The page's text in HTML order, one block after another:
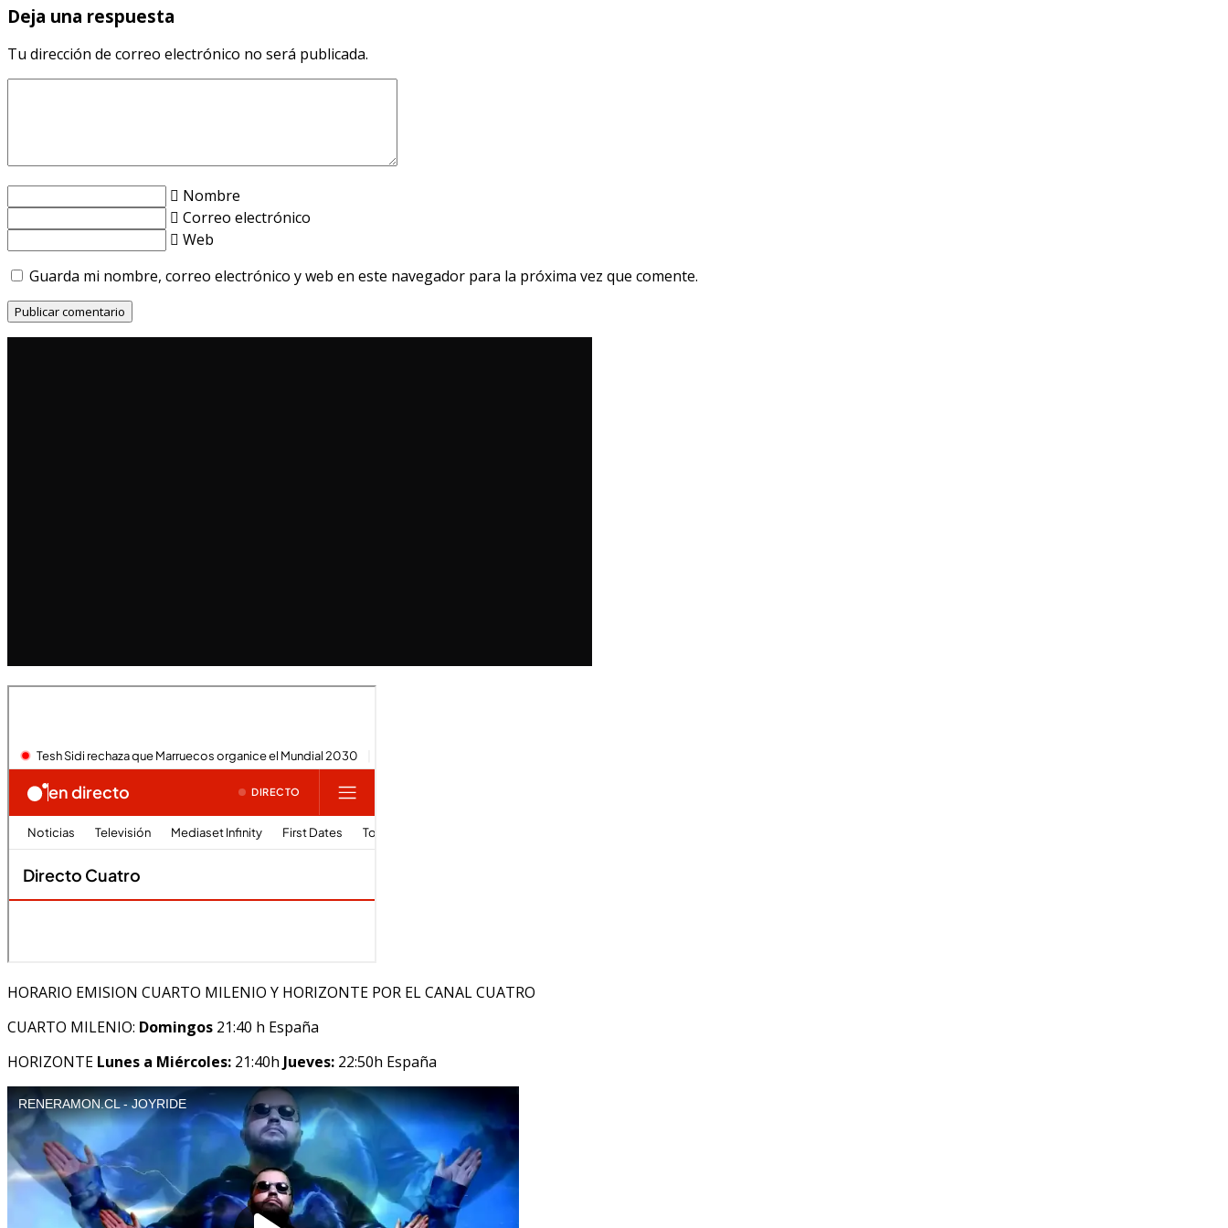
Deja una respuesta
Tu dirección de correo electrónico no será publicada.
Nombre
Correo electrónico
Web
Guarda mi nombre, correo electrónico y web en este navegador para la próxima vez que comente.
HORARIO EMISION CUARTO MILENIO Y HORIZONTE POR EL CANAL CUATRO
CUARTO MILENIO: Domingos 21:40 h España
HORIZONTE Lunes a Miércoles: 21:40h Jueves: 22:50h España